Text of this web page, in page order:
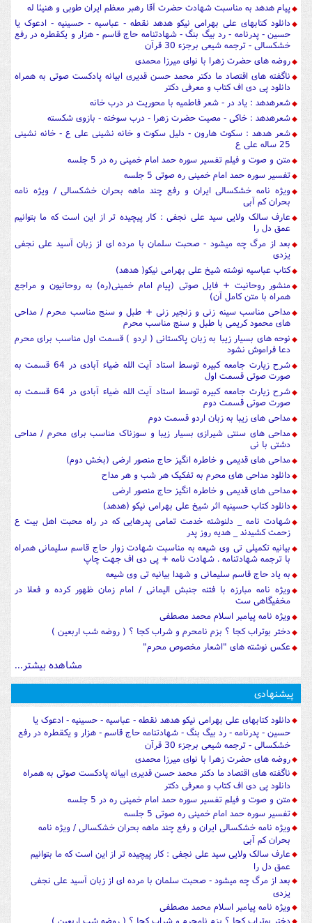
پیام هدهد به مناسبت شهادت حضرت آقا رهبر معظم ایران طوبی و هنیئا له
دانلود کتابهای علی بهرامی نیکو هدهد نقطه - عباسیه - حسینیه - ادعوک یا
حسین - پدرنامه - رد بیگ بنگ - شهادتنامه حاج قاسم - هزار و یکقطره در رفع
خشکسالی - ترجمه شیعی برجزء 30 قرآن
روضه های حضرت زهرا با نوای میرزا محمدی
ناگفته های اقتصاد ما دکتر محمد حسن قدیری ابیانه پادکست صوتی به همراه
دانلود پی دی اف کتاب و معرفی دکتر
شعرهدهد : یاد در - شعر فاطمیه با محوریت در درب خانه
شعرهدهد : خاکی - مصیت حضرت زهرا - درب سوخته - بازوی شکسته
شعر هدهد : سکوت هارون - دلیل سکوت و خانه نشینی علی ع - خانه نشینی
25 ساله علی ع
متن و صوت و فیلم تفسیر سوره حمد امام خمینی ره در 5 جلسه
تفسیر سوره حمد امام خمینی ره صوتی 5 جلسه
ویژه نامه خشکسالی ایران و رفع چند ماهه بحران خشکسالی / ویژه نامه
بحران کم آبی
عارف سالک ولایی سید علی نجفی : کار پیچیده تر از این است که ما بتوانیم
عمق دل را
بعد از مرگ چه میشود - صحبت سلمان با مرده ای از زبان آسید علی نجفی
یزدی
کتاب عباسیه نوشته شیخ علی بهرامی نیکو( هدهد)
منشور روحانیت + فایل صوتی (پیام امام خمینی(ره) به روحانیون و مراجع
همراه با متن کامل آن)
مداحی مناسب سینه زنی و زنجیر زنی + طبل و سنج مناسب محرم / مداحی
های محمود کریمی با طبل و سنج مناسب محرم
نوحه های بسیار زیبا به زبان پاکستانی ( اردو ) قسمت اول مناسب برای محرم
دعا فراموش نشود
شرح زیارت جامعه کبیره توسط استاد آیت الله ضیاء آبادی در 64 قسمت به
صورت صوتی قسمت اول
شرح زیارت جامعه کبیره توسط استاد آیت الله ضیاء آبادی در 64 قسمت به
صورت صوتی قسمت دوم
مداحی های زیبا به زبان اردو قسمت دوم
مداحی های سنتی شیرازی بسیار زیبا و سوزناک مناسب برای محرم / مداحی
دشتی با نی
مداحی های قدیمی و خاطره انگیز حاج منصور ارضی (بخش دوم)
دانلود مداحی های محرم به تفکیک هر شب و هر مداح
مداحی های قدیمی و خاطره انگیز حاج منصور ارضی
دانلود کتاب حسینیه اثر شیخ علی بهرامی نیکو (هدهد)
شهادت نامه _ دلنوشته خدمت تمامی پدرهایی که در راه محبت اهل بیت ع
زحمت کشیدند _ هدیه روز پدر
بیانیه تکمیلی تی وی شیعه به مناسبت شهادت زوار حاج قاسم سلیمانی همراه
با ترجمه شهادتنامه . شهادت نامه + پی دی اف جهت چاپ
به یاد حاج قاسم سلیمانی و شهدا بیانیه تی وی شیعه
ویژه نامه مبارزه با فتنه جنبش الیمانی / امام زمان ظهور کرده و فعلا در
مخفیگاهی ست
ویژه نامه پیامبر اسلام محمد مصطفی
دختر بوتراب کجا ؟ بزم نامحرم و شراب کجا ؟ ( روضه شب اربعین )
عکس نوشته های "اشعار مخصوص محرم"
مشاهده بیشتر...
پیشنهادی
دانلود کتابهای علی بهرامی نیکو هدهد نقطه - عباسیه - حسینیه - ادعوک یا
حسین - پدرنامه - رد بیگ بنگ - شهادتنامه حاج قاسم - هزار و یکقطره در رفع
خشکسالی - ترجمه شیعی برجزء 30 قرآن
روضه های حضرت زهرا با نوای میرزا محمدی
ناگفته های اقتصاد ما دکتر محمد حسن قدیری ابیانه پادکست صوتی به همراه
دانلود پی دی اف کتاب و معرفی دکتر
متن و صوت و فیلم تفسیر سوره حمد امام خمینی ره در 5 جلسه
تفسیر سوره حمد امام خمینی ره صوتی 5 جلسه
ویژه نامه خشکسالی ایران و رفع چند ماهه بحران خشکسالی / ویژه نامه
بحران کم آبی
عارف سالک ولایی سید علی نجفی : کار پیچیده تر از این است که ما بتوانیم
عمق دل را
بعد از مرگ چه میشود - صحبت سلمان با مرده ای از زبان آسید علی نجفی
یزدی
ویژه نامه پیامبر اسلام محمد مصطفی